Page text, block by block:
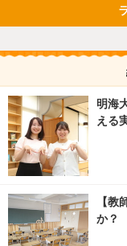
明海
える
【
か？